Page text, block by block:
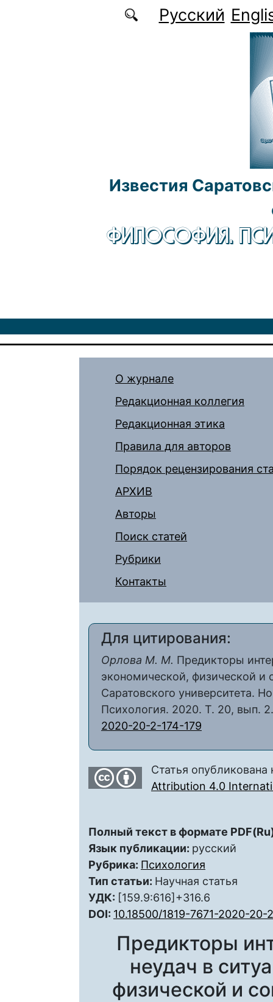
Перейти к основному содержаниюРусский
Известия
ФИЛОСОФИЯ.
О журнале
Редакционная коллегия
Редакционная этика
Правила для авторов
Порядок рецензирования
АРХИВ
Авторы
Поиск статей
Рубрики
Контакты
Для цитирования:
Орлова М. М. Предикторы
экономической, физической и
Саратовского университета.
Психология. 2020. Т. 20, вып.
2020-20-2-174-179
Статья
Attribution 4.0
Полный текст в формате
Язык публикации: русский
Рубрика: Психология
Тип статьи: Научная статья
УДК: [159.9:616]+316.6
DOI: 10.18500/1819-7671-2020-20-
Предикторы
неудач в
физической и